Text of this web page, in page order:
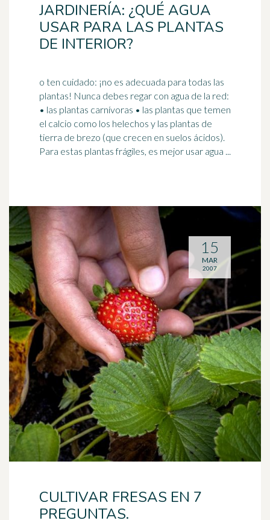
JARDINERÍA: ¿QUÉ AGUA
USAR PARA LAS PLANTAS
DE INTERIOR?
o ten cuidado: ¡no es adecuada para todas las
plantas! Nunca debes regar con agua de la red:
• las plantas carnívoras • las plantas que temen
el calcio como los helechos y las plantas de
tierra de brezo (que crecen en suelos ácidos).
Para estas plantas frágiles, es mejor usar agua ...
CULTIVAR FRESAS EN 7
PREGUNTAS.
15
MAR
2007